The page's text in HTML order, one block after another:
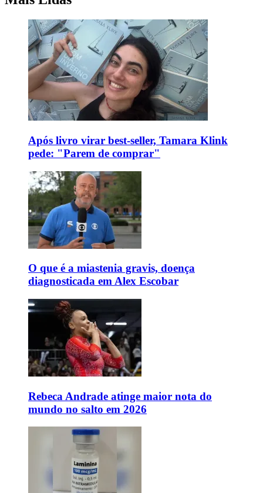
Após livro virar best-seller, Tamara Klink
pede: "Parem de comprar"
O que é a miastenia gravis, doença
diagnosticada em Alex Escobar
Rebeca Andrade atinge maior nota do
mundo no salto em 2026